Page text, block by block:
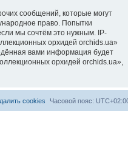
сообщений, которые могут
право. Попытки
мы сочтём это нужным. IP-
орхидей orchids.ua»
вами информация будет
орхидей orchids.ua»,
Часовой пояс:
cookies